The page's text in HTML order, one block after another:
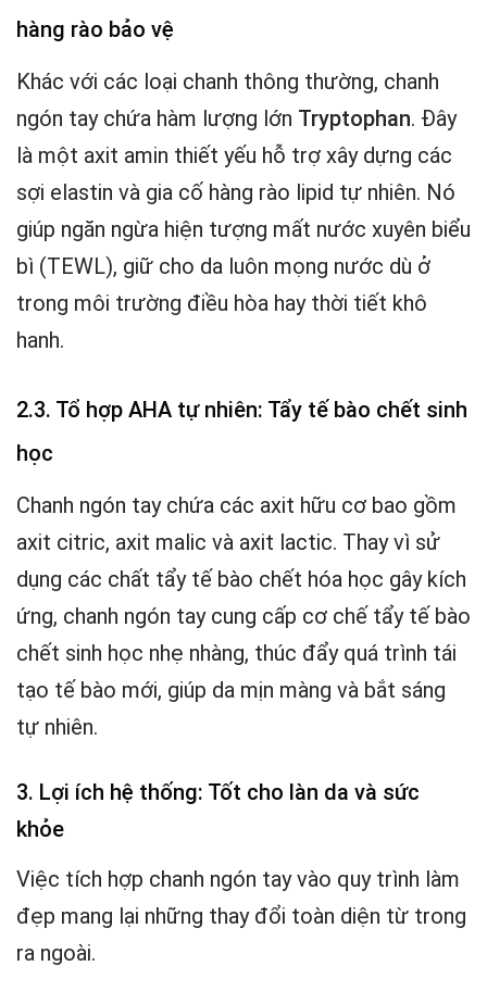
hàng rào bảo vệ
Khác với các loại chanh thông thường, chanh
ngón tay chứa hàm lượng lớn Tryptophan. Đây
là một axit amin thiết yếu hỗ trợ xây dựng các
sợi elastin và gia cố hàng rào lipid tự nhiên. Nó
giúp ngăn ngừa hiện tượng mất nước xuyên biểu
bì (TEWL), giữ cho da luôn mọng nước dù ở
trong môi trường điều hòa hay thời tiết khô
hanh.
2.3. Tổ hợp AHA tự nhiên: Tẩy tế bào chết sinh
học
Chanh ngón tay chứa các axit hữu cơ bao gồm
axit citric, axit malic và axit lactic. Thay vì sử
dụng các chất tẩy tế bào chết hóa học gây kích
ứng, chanh ngón tay cung cấp cơ chế tẩy tế bào
chết sinh học nhẹ nhàng, thúc đẩy quá trình tái
tạo tế bào mới, giúp da mịn màng và bắt sáng
tự nhiên.
3. Lợi ích hệ thống: Tốt cho làn da và sức
khỏe
Việc tích hợp chanh ngón tay vào quy trình làm
đẹp mang lại những thay đổi toàn diện từ trong
ra ngoài.